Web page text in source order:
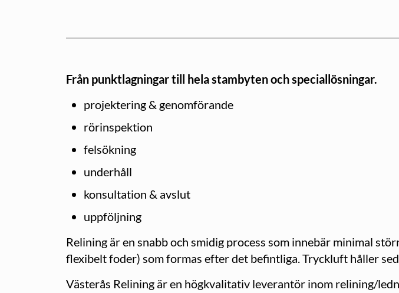
Från punktlagningar till hela stambyten och speciallösningar.
projektering & genomförande
rörinspektion
felsökning
underhåll
konsultation & avslut
uppföljning
Relining är en snabb och smidig process som innebär minimal
flexibelt foder) som formas efter det befintliga. Tryckluft håller
Västerås Relining är en högkvalitativ leverantör inom relining/